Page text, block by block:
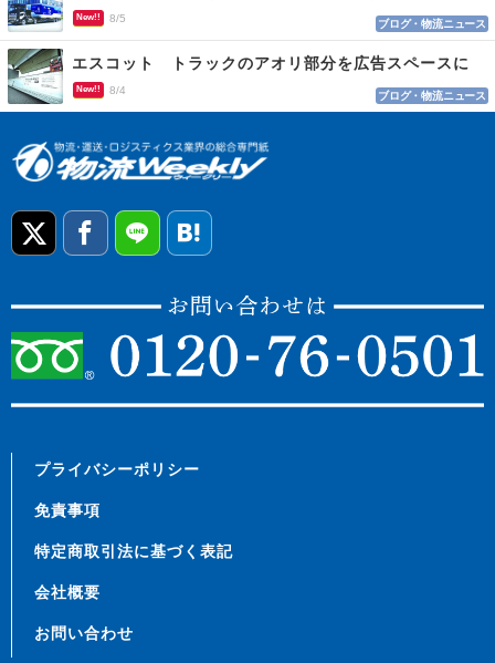
New!! 8/5 ブログ・物流ニュース
エスコット トラックのアオリ部分を広告スペースに
New!! 8/4 ブログ・物流ニュース
プライバシーポリシー
免責事項
特定商取引法に基づく表記
会社概要
お問い合わせ